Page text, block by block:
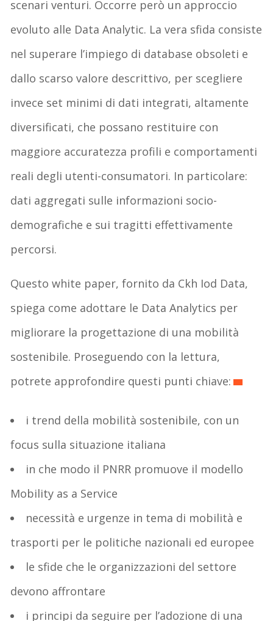
scenari venturi. Occorre però un approccio
evoluto alle Data Analytic. La vera sfida consiste
nel superare l’impiego di database obsoleti e
dallo scarso valore descrittivo, per scegliere
invece set minimi di dati integrati, altamente
diversificati, che possano restituire con
maggiore accuratezza profili e comportamenti
reali degli utenti-consumatori. In particolare:
dati aggregati sulle informazioni socio-
demografiche e sui tragitti effettivamente
percorsi.
Questo white paper, fornito da Ckh Iod Data,
spiega come adottare le Data Analytics per
migliorare la progettazione di una mobilità
sostenibile. Proseguendo con la lettura,
potrete approfondire questi punti chiave:
i trend della mobilità sostenibile, con un
focus sulla situazione italiana
in che modo il PNRR promuove il modello
Mobility as a Service
necessità e urgenze in tema di mobilità e
trasporti per le politiche nazionali ed europee
le sfide che le organizzazioni del settore
devono affrontare
i principi da seguire per l’adozione di una